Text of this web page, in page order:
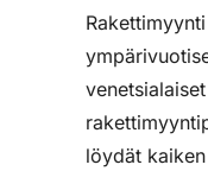
löydät